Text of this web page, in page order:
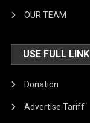
OUR TEAM
USE FULL LINK
Donation
Advertise Tariff